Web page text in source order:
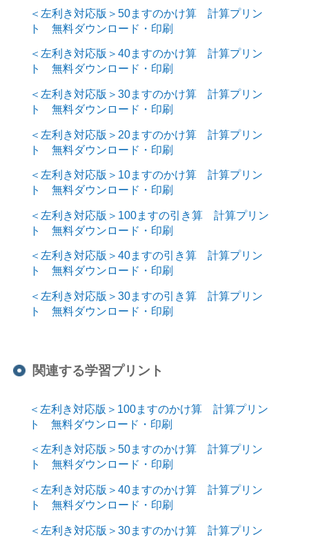
＜左利き対応版＞50ますのかけ算 計算プリン
ト 無料ダウンロード・印刷
＜左利き対応版＞40ますのかけ算 計算プリン
ト 無料ダウンロード・印刷
＜左利き対応版＞30ますのかけ算 計算プリン
ト 無料ダウンロード・印刷
＜左利き対応版＞20ますのかけ算 計算プリン
ト 無料ダウンロード・印刷
＜左利き対応版＞10ますのかけ算 計算プリン
ト 無料ダウンロード・印刷
＜左利き対応版＞100ますの引き算 計算プリン
ト 無料ダウンロード・印刷
＜左利き対応版＞40ますの引き算 計算プリン
ト 無料ダウンロード・印刷
＜左利き対応版＞30ますの引き算 計算プリン
ト 無料ダウンロード・印刷
関連する学習プリント
＜左利き対応版＞100ますのかけ算 計算プリン
ト 無料ダウンロード・印刷
＜左利き対応版＞50ますのかけ算 計算プリン
ト 無料ダウンロード・印刷
＜左利き対応版＞40ますのかけ算 計算プリン
ト 無料ダウンロード・印刷
＜左利き対応版＞30ますのかけ算 計算プリン